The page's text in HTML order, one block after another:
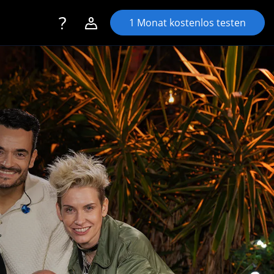
Toggle navigation
Account navigation
Login
Registrieren
1 Monat kostenlos testen